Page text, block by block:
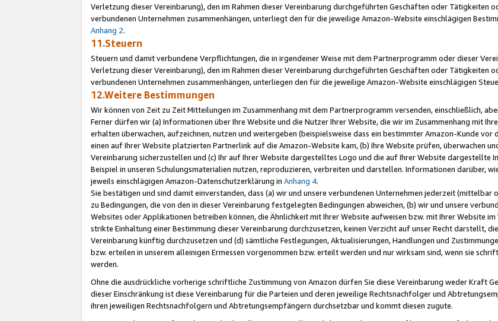
Verletzung dieser Vereinbarung), den im Rahmen dieser Vereinbarung durchgeführten Geschäften oder Tätigkeiten
verbundenen Unternehmen zusammenhängen, unterliegt den für die jeweilige Amazon-Website einschlägigen
Anhang 2.
11.Steuern
Steuern und damit verbundene Verpflichtungen, die in irgendeiner Weise mit dem Partnerprogramm oder dieser
Verletzung dieser Vereinbarung), den im Rahmen dieser Vereinbarung durchgeführten Geschäften oder Tätigkeiten
verbundenen Unternehmen zusammenhängen, unterliegen den für die jeweilige Amazon-Website einschlägigen
12.Weitere Bestimmungen
Wir können von Zeit zu Zeit Mitteilungen im Zusammenhang mit dem Partnerprogramm versenden, einschließlich,
Ferner dürfen wir (a) Informationen über Ihre Website und die Nutzer Ihrer Website, die wir im Zusammenhang mit
erhalten überwachen, aufzeichnen, nutzen und weitergeben (beispielsweise dass ein bestimmter Amazon-Kunde
einen auf Ihrer Website platzierten Partnerlink auf die Amazon-Website kam, (b) Ihre Website prüfen, überwachen
Vereinbarung sicherzustellen und (c) Ihr auf Ihrer Website dargestelltes Logo und die auf Ihrer Website dargestellte
Beispiel in unseren Schulungsmaterialien nutzen, reproduzieren, verbreiten und darstellen. Informationen darüber,
jeweils einschlägigen Amazon-Datenschutzerklärung in Anhang 4.
Sie bestätigen und sind damit einverstanden, dass (a) wir und unsere verbundenen Unternehmen jederzeit
zu Bedingungen, die von den in dieser Vereinbarung festgelegten Bedingungen abweichen, (b) wir und unsere
Websites oder Applikationen betreiben können, die Ähnlichkeit mit Ihrer Website aufweisen bzw. mit Ihrer Website
strikte Einhaltung einer Bestimmung dieser Vereinbarung durchzusetzen, keinen Verzicht auf unser Recht darstellt,
Vereinbarung künftig durchzusetzen und (d) sämtliche Festlegungen, Aktualisierungen, Handlungen und
bzw. erteilen in unserem alleinigen Ermessen vorgenommen bzw. erteilt werden und nur wirksam sind, wenn sie
werden.
Ohne die ausdrückliche vorherige schriftliche Zustimmung von Amazon dürfen Sie diese Vereinbarung weder Kraft
dieser Einschränkung ist diese Vereinbarung für die Parteien und deren jeweilige Rechtsnachfolger und
ihren jeweiligen Rechtsnachfolgern und Abtretungsempfängern durchsetzbar und kommt diesen zugute.